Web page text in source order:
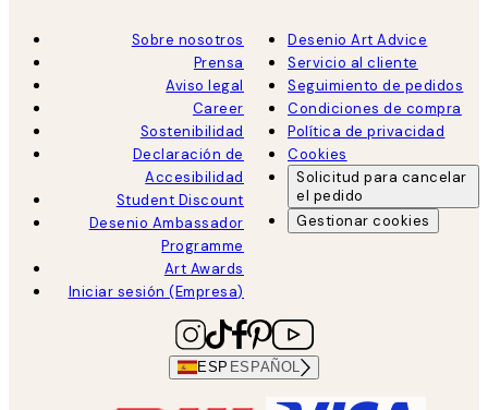
Sobre nosotros
Prensa
Aviso legal
Career
Sostenibilidad
Declaración de
Accesibilidad
Student Discount
Desenio Ambassador
Programme
Art Awards
Iniciar sesión (Empresa)
Desenio Art Advice
Servicio al cliente
Seguimiento de pedidos
Condiciones de compra
Política de privacidad
Cookies
Solicitud para cancelar
el pedido
Gestionar cookies
ESP ESPAÑOL